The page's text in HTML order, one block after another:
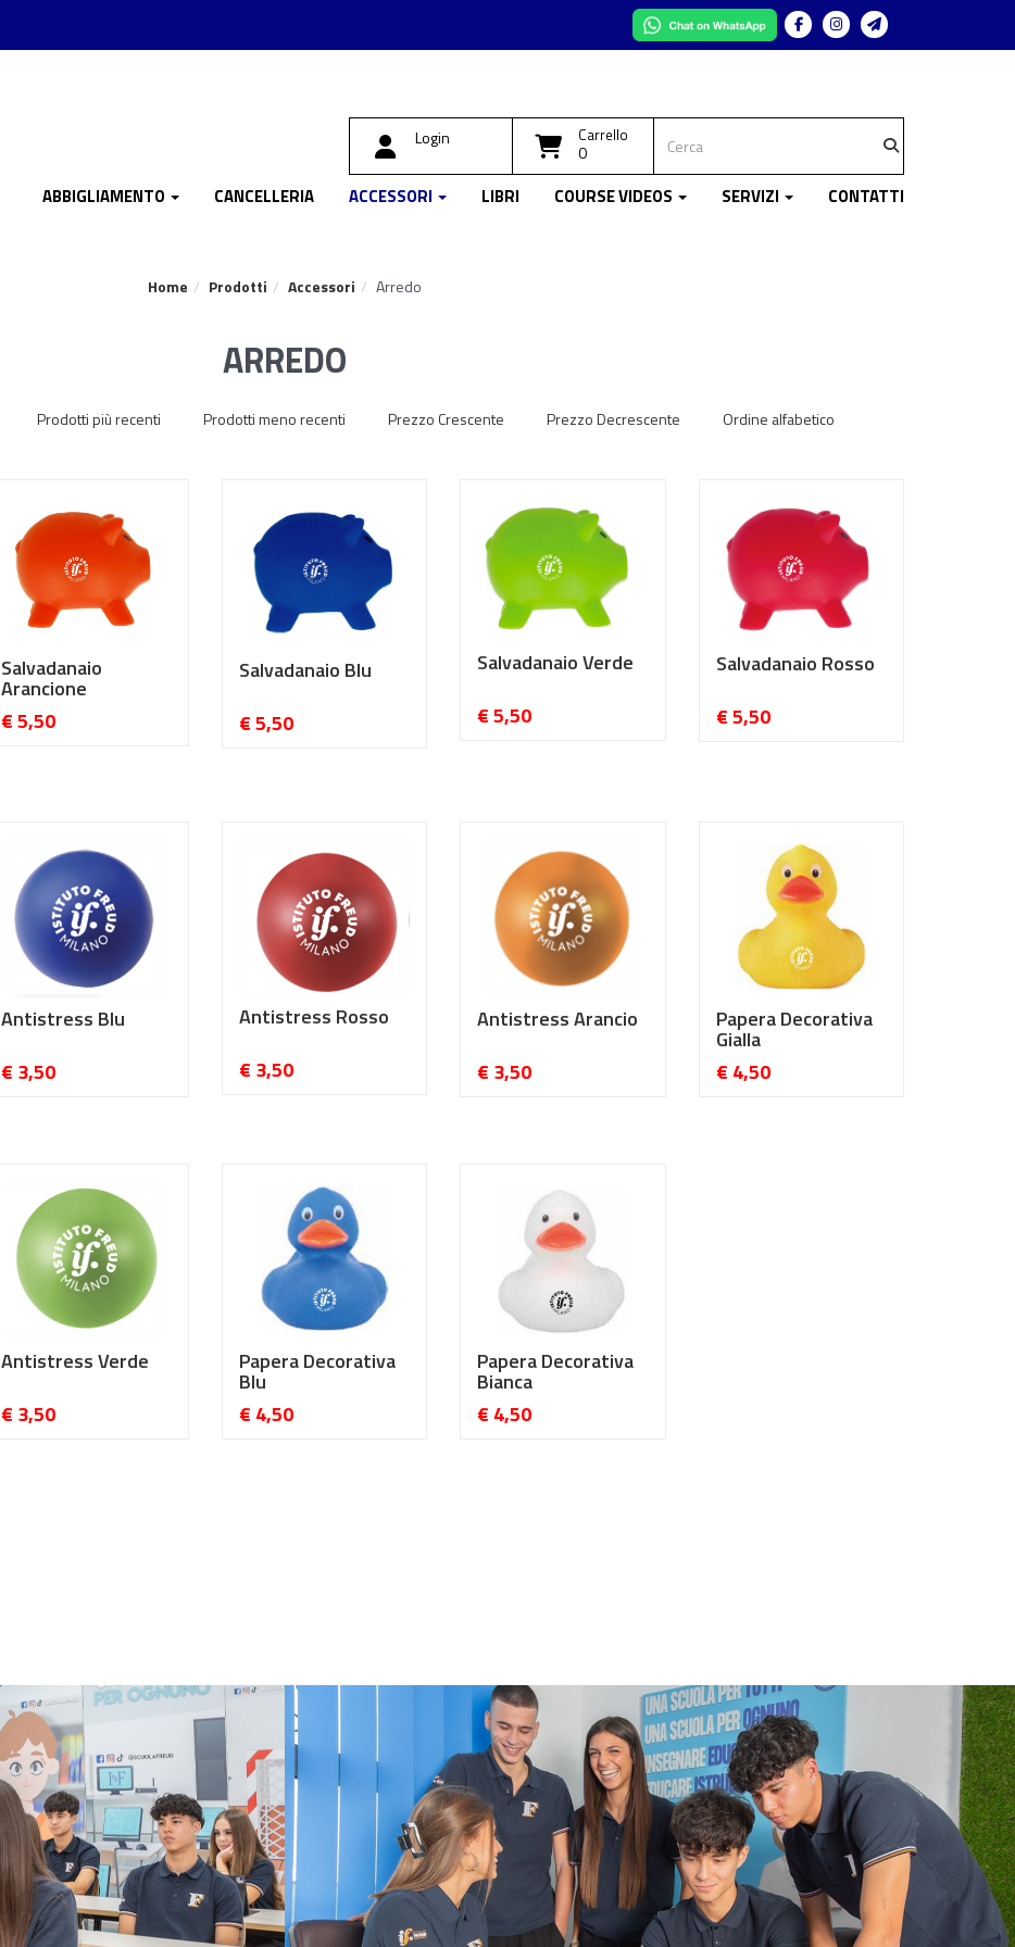
FacebookInstagram
Login Carrello
0
ABBIGLIAMENTO CANCELLERIA ACCESSORI LIBRI COURSE VIDEOS SERVIZI CONTATTI
Home Prodotti Accessori Arredo
ARREDO
Prodotti più recenti Prodotti meno recenti Prezzo Crescente Prezzo Decrescente Ordine alfabetico
Salvadanaio
Arancione
€ 5,50
Salvadanaio Blu
€ 5,50
Salvadanaio Verde
€ 5,50
Salvadanaio Rosso
€ 5,50
Antistress Blu
€ 3,50
Antistress Rosso
€ 3,50
Antistress Arancio
€ 3,50
Papera Decorativa
Gialla
€ 4,50
Antistress Verde
€ 3,50
Papera Decorativa
Blu
€ 4,50
Papera Decorativa
Bianca
€ 4,50